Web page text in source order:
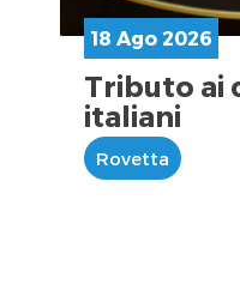
18 Ago 2026
Tributo ai
italiani
Rovetta